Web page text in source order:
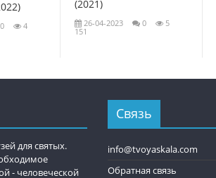
0
4
(2021)
26-04-2023 0
5
151
для святых.
- человеческой
Связь
info@tvoyaskala.com
Обратная связь